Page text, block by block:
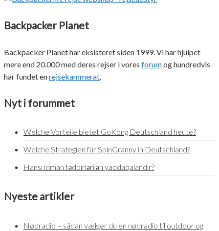
Backpacker Planet
Backpacker Planet har eksisteret siden 1999. Vi har hjulpet
mere end 20.000 med deres rejser i vores forumog hundredvis
har fundet enrejsekammerat
Nyt i forummet
Welche Vorteile bietet GoKong Deutschland heute?
Welche Strategien für SpinGranny in Deutschland?
Hansı idman tədbirləri ən yaddaqalandır?
Nyeste artikler
Nødradio – sådan vælger du en nødradio til outdoor og